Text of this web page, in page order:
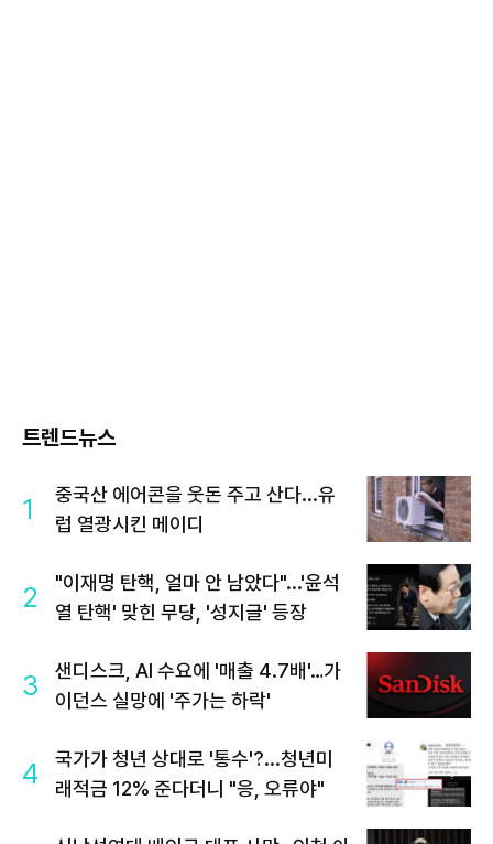
트렌드뉴스
1
중국산 에어콘을 웃돈 주고 산다...유
럽 열광시킨 메이디
2
"이재명 탄핵, 얼마 안 남았다"...'윤석
열 탄핵' 맞힌 무당, '성지글' 등장
3
샌디스크, AI 수요에 '매출 4.7배'…가
이던스 실망에 '주가는 하락'
4
국가가 청년 상대로 '통수'?...청년미
래적금 12% 준다더니 "응, 오류야"